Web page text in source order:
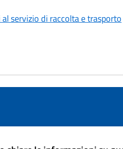
servizio di raccolta e trasporto